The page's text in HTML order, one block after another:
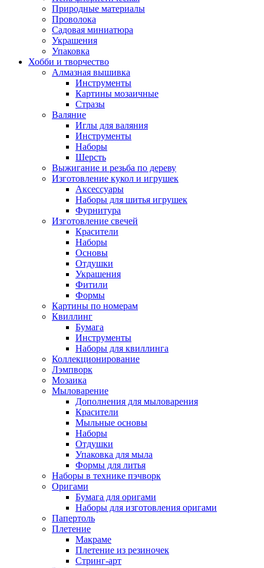
Природные материалы
Проволока
Садовая миниатюра
Украшения
Упаковка
Хобби и творчество
Алмазная вышивка
Инструменты
Картины мозаичные
Стразы
Валяние
Иглы для валяния
Инструменты
Наборы
Шерсть
Выжигание и резьба по дереву
Изготовление кукол и игрушек
Аксессуары
Наборы для шитья игрушек
Фурнитура
Изготовление свечей
Красители
Наборы
Основы
Отдушки
Украшения
Фитили
Формы
Картины по номерам
Квиллинг
Бумага
Инструменты
Наборы для квиллинга
Коллекционирование
Лэмпворк
Мозаика
Мыловарение
Дополнения для мыловарения
Красители
Мыльные основы
Наборы
Отдушки
Упаковка для мыла
Формы для литья
Наборы в технике пэчворк
Оригами
Бумага для оригами
Наборы для изготовления оригами
Папертоль
Плетение
Макраме
Плетение из резиночек
Стринг-арт